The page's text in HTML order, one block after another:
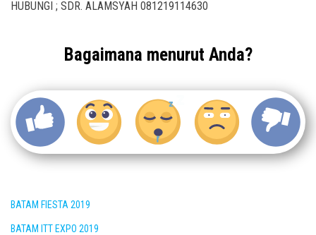
HUBUNGI ; SDR. ALAMSYAH 081219114630
Bagaimana menurut Anda?
BATAM FIESTA 2019
BATAM ITT EXPO 2019